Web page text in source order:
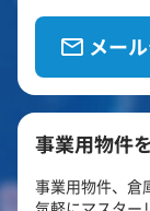
メール
事業用物件
事業用物件、倉